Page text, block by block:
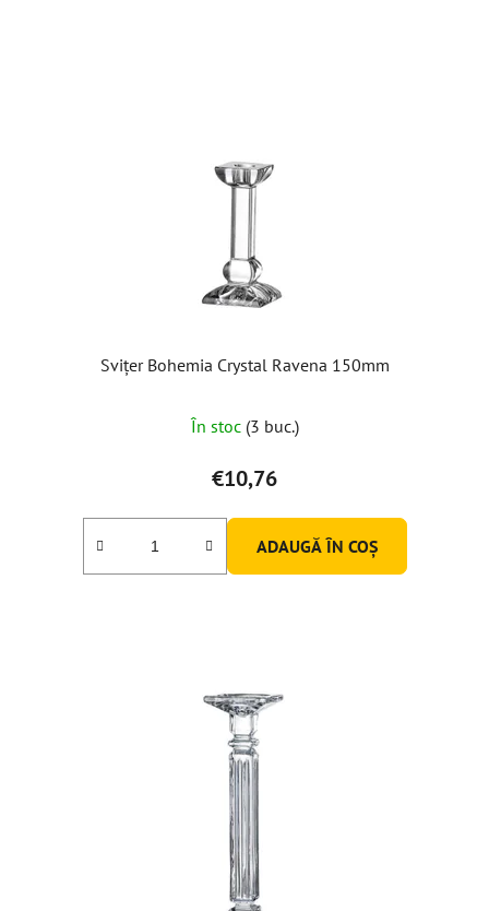
Svițer Bohemia Crystal Ravena 150mm
În stoc (3 buc.)
€10,76
ADAUGĂ ÎN COŞ